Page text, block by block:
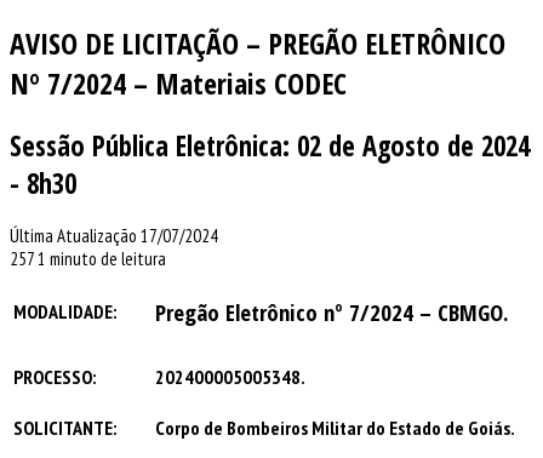
AVISO DE LICITAÇÃO – PREGÃO ELETRÔNICO
Nº 7/2024 – Materiais CODEC
Sessão Pública Eletrônica: 02 de Agosto de 2024
- 8h30
Última Atualização 17/07/2024
2571 minuto de leitura
MODALIDADE: Pregão Eletrônico nº 7/2024 – CBMGO.
PROCESSO: 202400005005348.
SOLICITANTE: Corpo de Bombeiros Militar do Estado de Goiás.